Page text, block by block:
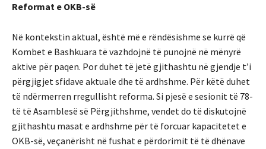
Reformat e OKB-së
Në kontekstin aktual, është më e rëndësishme se kurrë që
Kombet e Bashkuara të vazhdojnë të punojnë në mënyrë
aktive për paqen. Por duhet të jetë gjithashtu në gjendje t’i
përgjigjet sfidave aktuale dhe të ardhshme. Për këtë duhet
të ndërmerren rregullisht reforma. Si pjesë e sesionit të 78-
të të Asamblesë së Përgjithshme, vendet do të diskutojnë
gjithashtu masat e ardhshme për të forcuar kapacitetet e
OKB-së, veçanërisht në fushat e përdorimit të të dhënave